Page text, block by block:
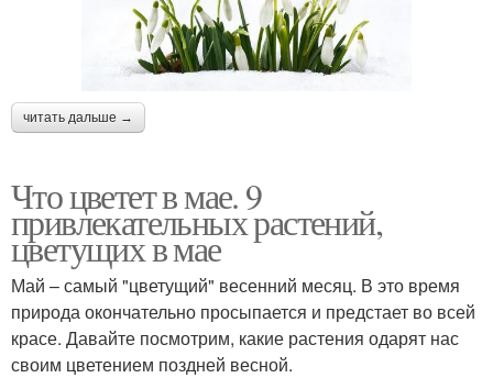
читать дальше →
Что цветет в мае. 9
привлекательных растений,
цветущих в мае
Май – самый "цветущий" весенний месяц. В это время
природа окончательно просыпается и предстает во всей
красе. Давайте посмотрим, какие растения одарят нас
своим цветением поздней весной.